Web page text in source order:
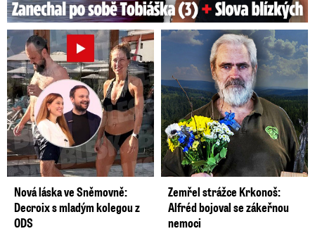
Nová láska ve Sněmovně:
Decroix s mladým kolegou z
ODS
Zemřel strážce Krkonoš:
Alfréd bojoval se zákeřnou
nemoci